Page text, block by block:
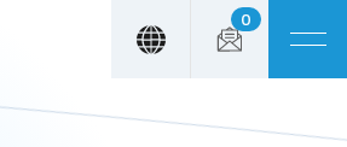
0
cookies